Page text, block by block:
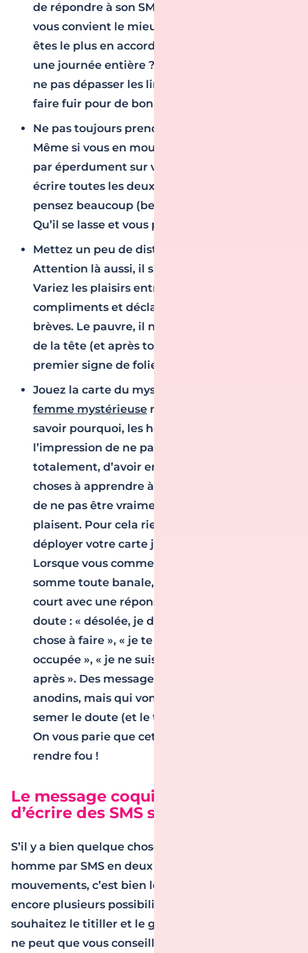
de répondre à son SMS. À vous de voir ce qui
vous convient le mieux et ce avec quoi vous
êtes le plus en accord : 20 minutes, 2 heures,
une journée entière ? Attention cependant à
ne pas dépasser les limites et de ne pas le
faire fuir pour de bon !
Ne pas toujours prendre de ses nouvelles.
Même si vous en mourez d’envie, ne vous jetez
par éperdument sur votre téléphone pour lui
écrire toutes les deux minutes. Même si vous
pensez beaucoup (beaucoup) à lui. Le risque ?
Qu’il se lasse et vous prenne pour acquise !
Mettez un peu de distance dans vos réponses.
Attention là aussi, il s’agit de savoir doser.
Variez les plaisirs entre jolis et doux messages,
compliments et déclarations, et réponses
brèves. Le pauvre, il ne saura plus où donner
de la tête (et après tout, ne serait-ce pas un
premier signe de folie amoureuse ?!).
Jouez la carte du mystère.
femme mystérieuse n’est plus à prouver. Allez
savoir pourquoi, les hommes adorent avoir
l’impression de ne pas réussir à vous cerner
totalement, d’avoir encore et toujours des
choses à apprendre à votre sujet, et surtout,
de ne pas être vraiment sûrs qu’ils vous
plaisent. Pour cela rien de plus simple,
déployer votre carte joker : le mystère.
Lorsque vous commencez une discussion
somme toute banale, n’hésitez pas à couper
court avec une réponse qui laisse planer le
doute : « désolée, je dois te laisser j’ai quelque
chose à faire », « je te réponds plus tard je suis
occupée », « je ne suis pas toute seule je t’écris
après ». Des messages qui peuvent sembler
anodins, mais qui vont avoir le pouvoir de
semer le doute (et le trouble !) chez monsieur.
On vous parie que cette technique va le
rendre fou !
Le message coquin : de l’art
d’écrire des SMS super hot
S’il y a bien quelque chose qui peut rendre fou un
homme par SMS en deux temps trois
mouvements, c’est bien le message coquin. Là
encore plusieurs possibilités, mais si vous
souhaitez le titiller et le garder dans la durée, on
ne peut que vous conseiller d’y aller avec